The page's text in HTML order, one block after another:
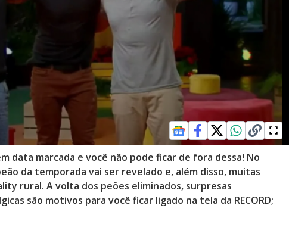
data marcada e você não pode ficar de fora dessa! No
da temporada vai ser revelado e, além disso, muitas
rural. A volta dos peões eliminados, surpresas
são motivos para você ficar ligado na tela da RECORD;